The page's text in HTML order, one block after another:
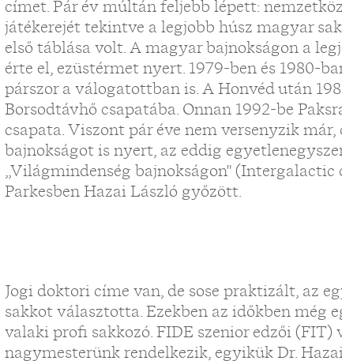
címet. Pár év múltán feljebb lépett:
játékerejét tekintve a legjobb húsz magyar
első táblása volt. A magyar bajnokságon a
érte el, ezüstérmet nyert. 1979-ben és 1980-
párszor a válogatottban is. A Honvéd után
Borsodtávhő csapatába. Onnan 1992-be
csapata. Viszont pár éve nem versenyzik
bajnokságot is nyert, az eddig
„Világmindenség bajnokságon"
Parkesben Hazai László győzött.
Jogi doktori címe van, de sose praktizált, az
sakkot választotta. Ezekben az időkben még
valaki profi sakkozó. FIDE szenior edzői (FIT)
nagymesterünk rendelkezik, egyikük Dr.